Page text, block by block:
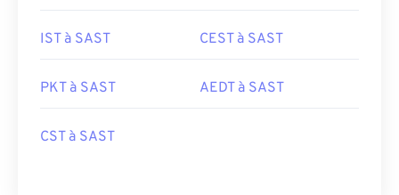
IST à SAST CEST à SAST
PKT à SAST AEDT à SAST
CST à SAST